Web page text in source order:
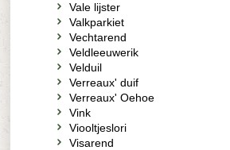
Vale lijster
Valkparkiet
Vechtarend
Veldleeuwerik
Velduil
Verreaux' duif
Verreaux' Oehoe
Vink
Viooltjeslori
Visarend